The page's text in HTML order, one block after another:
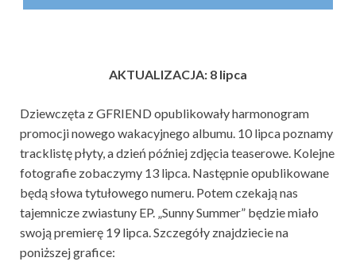
AKTUALIZACJA: 8 lipca
Dziewczęta z GFRIEND opublikowały harmonogram
promocji nowego wakacyjnego albumu. 10 lipca poznamy
tracklistę płyty, a dzień później zdjęcia teaserowe. Kolejne
fotografie zobaczymy 13 lipca. Następnie opublikowane
będą słowa tytułowego numeru. Potem czekają nas
tajemnicze zwiastuny EP. „Sunny Summer” będzie miało
swoją premierę 19 lipca. Szczegóły znajdziecie na
poniższej grafice: